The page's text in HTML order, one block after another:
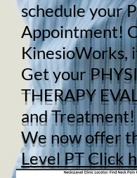
schedule your
Appointment!
KinesioWorks,
Get your
THERAPY
and Treatment!
We now offer
Level PT Click